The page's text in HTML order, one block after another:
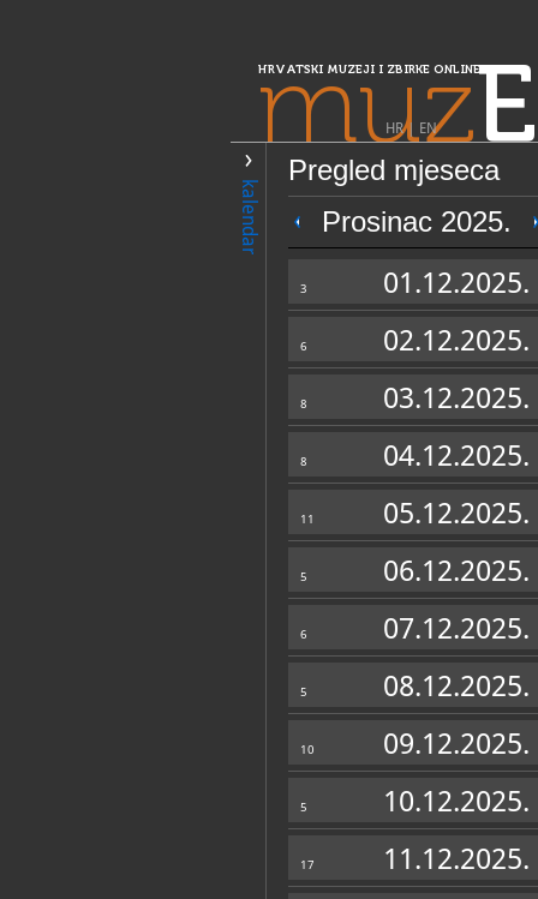
HRVATSKI MUZEJI I ZBIRKE ONLINE
muz
HR| EN
kalendar
Pregled mjeseca
Prosinac 2025.
3 01.12.2025.
6 02.12.2025.
8 03.12.2025.
8 04.12.2025.
11 05.12.2025.
5 06.12.2025.
6 07.12.2025.
5 08.12.2025.
10 09.12.2025.
5 10.12.2025.
17 11.12.2025.
PRETRAŽIVANJE
Središnja Hrvatska
Galerija Prica
OPĆI PODACI
Muzej